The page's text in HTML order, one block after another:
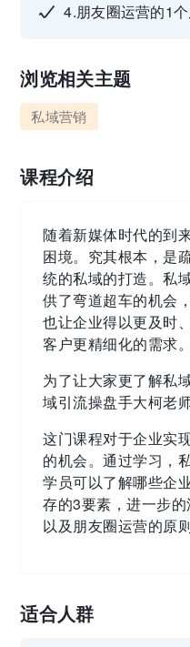
4.朋友圈运营的1
浏览相关主题
私域营销
课程介绍
随着新媒体时代的到
困境。究其根本，是
统的私域的打造。私
供了弯道超车的机会
也让企业得以更及时
客户更精细化的需求。
为了让大家更了解私
域引流操盘手大柯老
这门课程对于企业实
的机会。通过学习，
学员可以了解哪些企
存的3要素，进一步
以及朋友圈运营的原
适合人群